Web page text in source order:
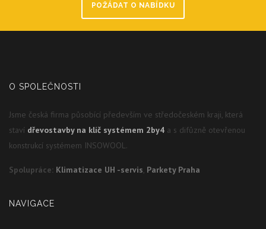
POŽÁDAT O NABÍDKU
O SPOLEČNOSTI
Jsme česká firma působící především ve středočeském kraji, která
staví dřevostavby na klíč systémem 2by4 a s difůzně otevřenou
konstrukcí systémem INSOWOOL.
Spolupráce: Klimatizace UH -servis, Parkety Praha
NAVIGACE